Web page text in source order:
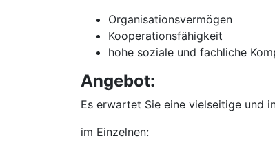
Organisationsvermögen
Kooperationsfähigkeit
hohe soziale und fachliche
Angebot:
Es erwartet Sie eine vielseitige und
im Einzelnen: